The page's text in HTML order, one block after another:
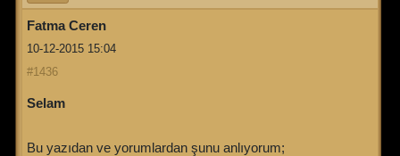
Fatma Ceren
10-12-2015 15:04
#1436
Selam
Bu yazıdan ve yorumlardan şunu anlıyorum;